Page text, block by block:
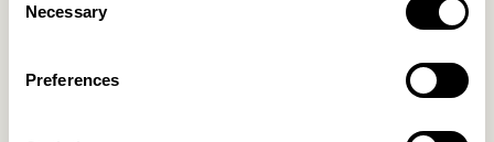
Selection
Necessary
Preferences